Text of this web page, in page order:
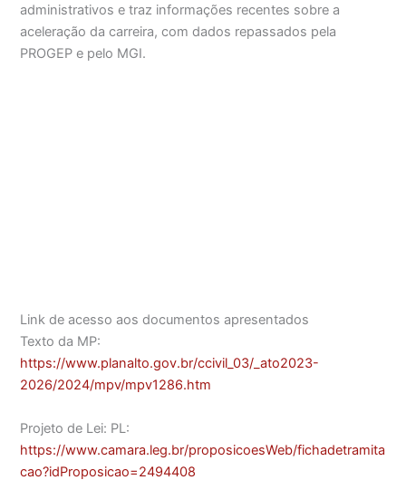
administrativos e traz informações recentes sobre a
aceleração da carreira, com dados repassados pela
PROGEP e pelo MGI.
Link de acesso aos documentos apresentados
Texto da MP:
https://www.planalto.gov.br/ccivil_03/_ato2023-
2026/2024/mpv/mpv1286.htm
Projeto de Lei: PL:
https://www.camara.leg.br/proposicoesWeb/fichadetramita
cao?idProposicao=2494408